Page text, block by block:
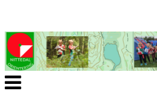
Veksle
navigasjon